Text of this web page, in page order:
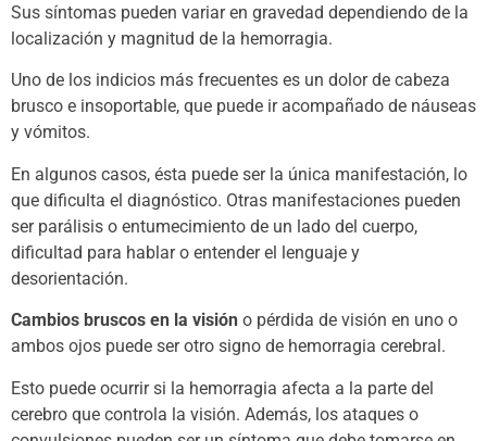
Sus síntomas pueden variar en gravedad dependiendo de la
localización y magnitud de la hemorragia.
Uno de los indicios más frecuentes es un dolor de cabeza
brusco e insoportable, que puede ir acompañado de náuseas
y vómitos.
En algunos casos, ésta puede ser la única manifestación, lo
que dificulta el diagnóstico. Otras manifestaciones pueden
ser parálisis o entumecimiento de un lado del cuerpo,
dificultad para hablar o entender el lenguaje y
desorientación.
Cambios bruscos en la visión o pérdida de visión en uno o
ambos ojos puede ser otro signo de hemorragia cerebral.
Esto puede ocurrir si la hemorragia afecta a la parte del
cerebro que controla la visión. Además, los ataques o